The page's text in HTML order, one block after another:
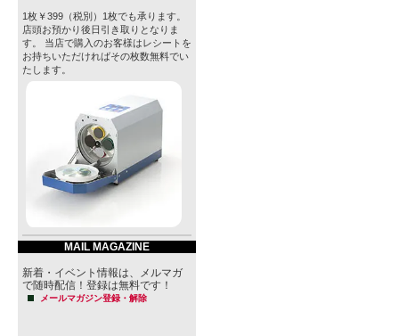
1枚￥399（税別）1枚でも承ります。
店頭お預かり後日引き取りとなりま
す。 当店で購入のお客様はレシートを
お持ちいただければその枚数無料でい
たします。
MAIL MAGAZINE
新着・イベント情報は、メルマガ
で随時配信！登録は無料です！
メールマガジン登録・解除